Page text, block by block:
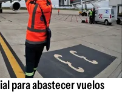
para abastecer vuelos